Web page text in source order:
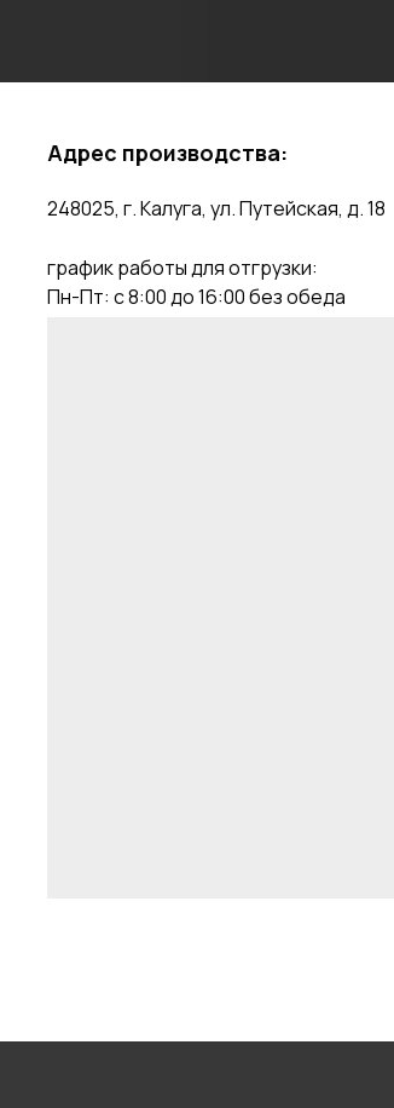
Адрес производства:
248025, г. Калуга, ул. Путейская, д. 18
график работы для отгрузки:
Пн-Пт: с 8:00 до 16:00 без обеда